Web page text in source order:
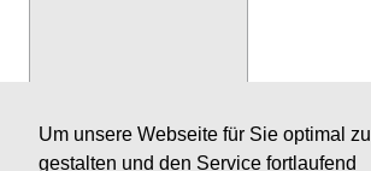
Um unsere Webseite für Sie optimal zu
gestalten und den Service fortlaufend